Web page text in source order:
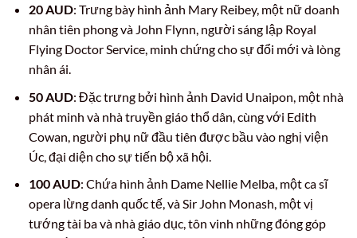
20 AUD: Trưng bày hình ảnh Mary Reibey, một nữ doanh
nhân tiên phong và John Flynn, người sáng lập Royal
Flying Doctor Service, minh chứng cho sự đổi mới và lòng
nhân ái.
50 AUD: Đặc trưng bởi hình ảnh David Unaipon, một nhà
phát minh và nhà truyền giáo thổ dân, cùng với Edith
Cowan, người phụ nữ đầu tiên được bầu vào nghị viện
Úc, đại diện cho sự tiến bộ xã hội.
100 AUD: Chứa hình ảnh Dame Nellie Melba, một ca sĩ
opera lừng danh quốc tế, và Sir John Monash, một vị
tướng tài ba và nhà giáo dục, tôn vinh những đóng góp